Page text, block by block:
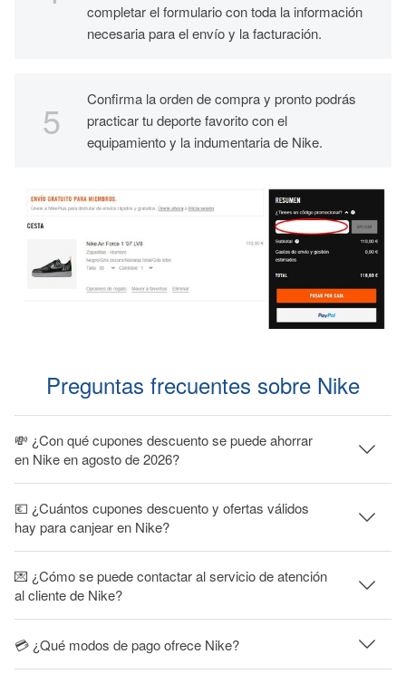
completar el formulario con toda la información
necesaria para el envío y la facturación.
Confirma la orden de compra y pronto podrás
practicar tu deporte favorito con el
equipamiento y la indumentaria de Nike.
Preguntas frecuentes sobre Nike
💸 ¿Con qué cupones descuento se puede ahorrar
en Nike en agosto de 2026?
💶 ¿Cuántos cupones descuento y ofertas válidos
hay para canjear en Nike?
💌 ¿Cómo se puede contactar al servicio de atención
al cliente de Nike?
💳 ¿Qué modos de pago ofrece Nike?